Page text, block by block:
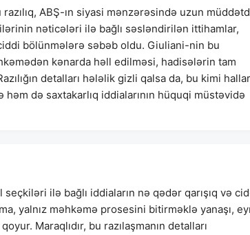
ABŞ-ın siyasi mənzərəsində uzun
nəticələri ilə bağlı səsləndirilən ittihamlar,
bölünmələrə səbəb oldu. Giuliani-nin bu
kənarda həll edilməsi, hadisələrin tam
detalları hələlik gizli qalsa da, bu kimi
də saxtakarlıq iddialarının hüquqi müstəvidə
ilə bağlı iddiaların nə qədər qarışıq və
yalnız məhkəmə prosesini bitirməklə yanaşı,
Maraqlıdır, bu razılaşmanın detalları